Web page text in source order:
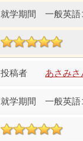
一般英語
あさみ
一般英語